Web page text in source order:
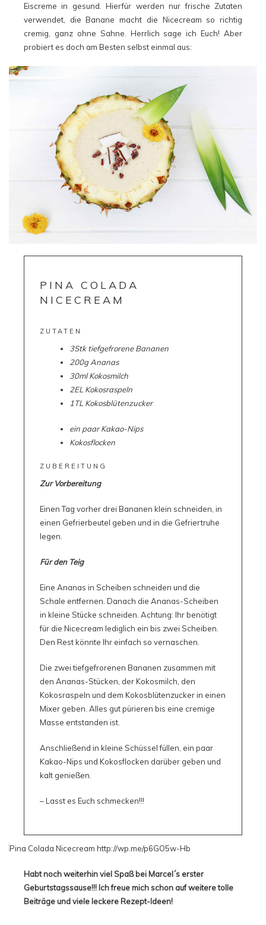
Eiscreme in gesund. Hierfür werden nur frische Zutaten
verwendet, die Banane macht die Nicecream so richtig
cremig, ganz ohne Sahne. Herrlich sage ich Euch! Aber
probiert es doch am Besten selbst einmal aus:
PINA COLADA
NICECREAM
ZUTATEN
3Stk tiefgefrorene Bananen
200g Ananas
30ml Kokosmilch
2EL Kokosraspeln
1TL Kokosblütenzucker
ein paar Kakao-Nips
Kokosflocken
ZUBEREITUNG
Zur Vorbereitung
Einen Tag vorher drei Bananen klein schneiden, in
einen Gefrierbeutel geben und in die Gefriertruhe
legen.
Für den Teig
Eine Ananas in Scheiben schneiden und die
Schale entfernen. Danach die Ananas-Scheiben
in kleine Stücke schneiden. Achtung: Ihr benötigt
für die Nicecream lediglich ein bis zwei Scheiben.
Den Rest könnte Ihr einfach so vernaschen.
Die zwei tiefgefrorenen Bananen zusammen mit
den Ananas-Stücken, der Kokosmilch, den
Kokosraspeln und dem Kokosblütenzucker in einen
Mixer geben. Alles gut pürieren bis eine cremige
Masse entstanden ist.
Anschließend in kleine Schüssel füllen, ein paar
Kakao-Nips und Kokosflocken darüber geben und
kalt genießen.
– Lasst es Euch schmecken!!!
Habt noch weiterhin viel Spaß bei Marcel´s erster
Geburtstagssause!!! Ich freue mich schon auf weitere tolle
Beiträge und viele leckere Rezept-Ideen!